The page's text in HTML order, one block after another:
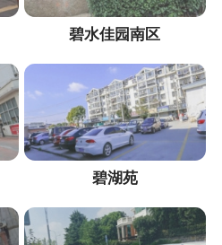
碧水佳园南区
碧湖苑